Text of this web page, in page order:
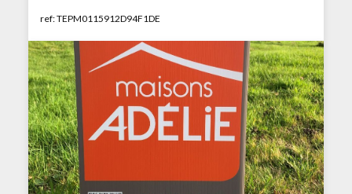
ref: TEPM0115912D94F1DE